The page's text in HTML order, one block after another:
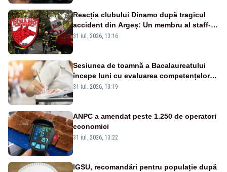
Reacția clubului Dinamo după tragicul
accident din Argeș: Un membru al staff-
ului medical a murit, antrenorul Adrian
31 iul. 2026, 13:16
Sesiunea de toamnă a Bacalaureatului
începe luni cu evaluarea competențelor
orale la Limba română
31 iul. 2026, 13:19
ANPC a amendat peste 1.250 de operatori
economici
31 iul. 2026, 13:22
IGSU, recomandări pentru populație după